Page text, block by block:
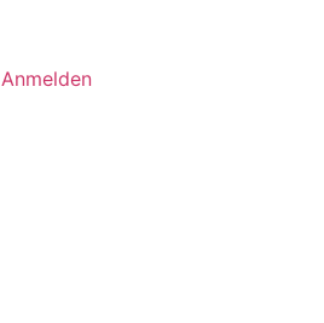
Anmelden